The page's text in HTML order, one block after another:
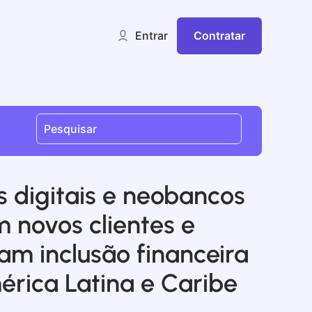
Entrar Contratar
digitais e neobancos
novos clientes e
inclusão financeira
Latina e Caribe